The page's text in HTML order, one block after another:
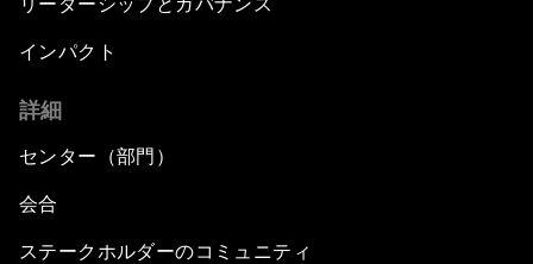
インパクト
詳細
センター（部門）
会合
ステークホルダーのコミュニティ